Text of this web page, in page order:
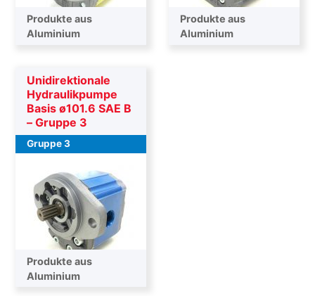
Produkte aus
Aluminium
Produkte aus
Aluminium
Unidirektionale
Hydraulikpumpe
Basis ø101.6 SAE B
– Gruppe 3
Gruppe 3
Produkte aus
Aluminium